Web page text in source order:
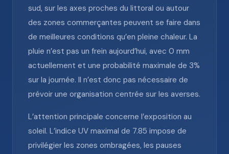
sud, sur les axes proches du littoral ou autour
des zones commerçantes peuvent se faire dans
de meilleures conditions qu’en pleine chaleur. La
pluie n’est pas un frein aujourd’hui, avec 0 mm
actuellement et une probabilité maximale de 3%
sur la journée. Il n’est donc pas nécessaire de
prévoir une organisation centrée sur les averses.
L’attention principale concerne l’exposition au
soleil. L’indice UV maximal de 7.85 impose de
privilégier les zones ombragées, les pauses